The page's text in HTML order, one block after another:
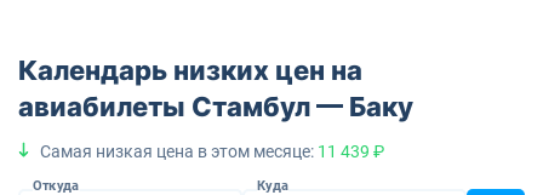
Календарь низких цен на
авиабилеты Стамбул — Баку
Самая низкая цена в этом месяце: 11 439 ₽
Откуда Куда